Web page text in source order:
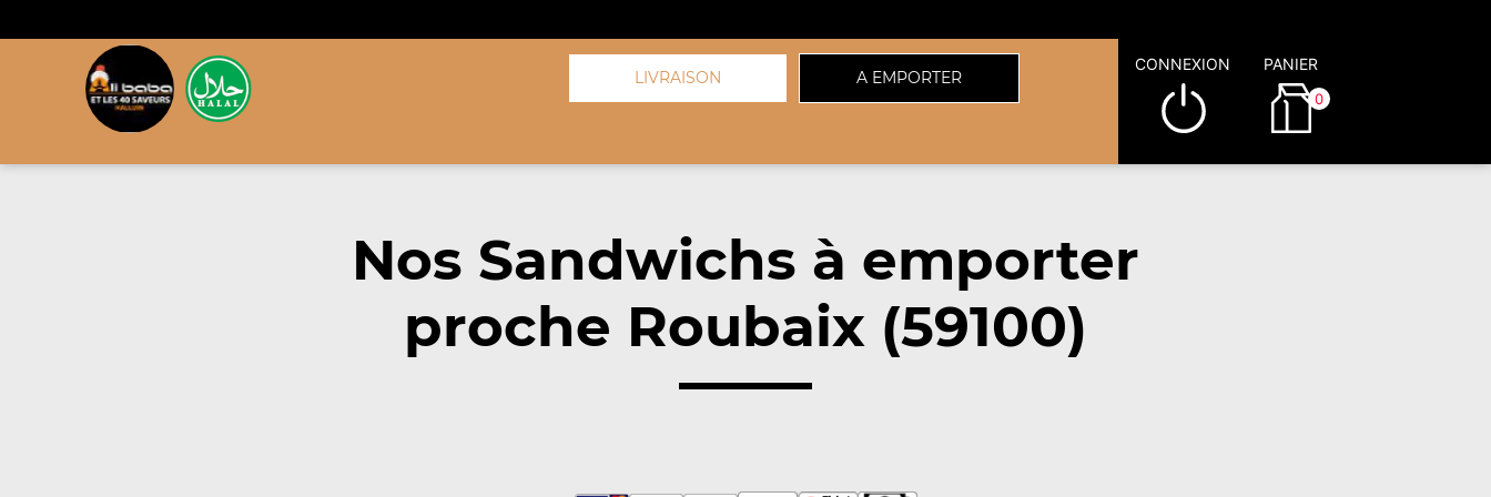
LIVRAISON A EMPORTER
CONNEXION PANIER
0
Nos Sandwichs à emporter
proche Roubaix (59100)